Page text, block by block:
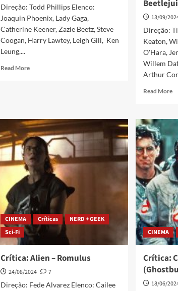
Direção: Todd Phillips Elenco:
Joaquin Phoenix, Lady Gaga,
Catherine Keener, Zazie Beetz, Steve
Coogan, Harry Lawtey, Leigh Gill, Ken
Leung,...
Read More
13/09/
Direção:
Keaton,
O'Hara,
Willem
Arthur
Read More
CINEMA Críticas
NERD + GEEK
Sci-Fi
Crítica: Alien – Romulus
24/08/2024
7
Direção: Fede Alvarez Elenco: Cailee
CINEMA
Crítica:
18/06/